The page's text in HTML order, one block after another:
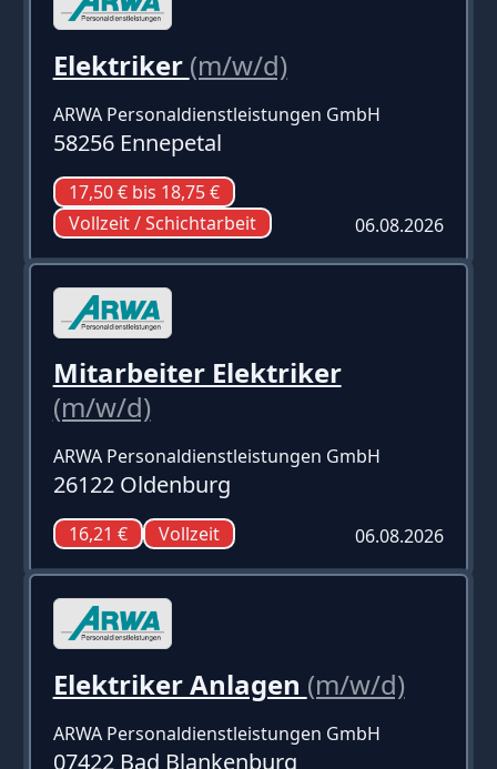
Elektriker (m/w/d)
ARWA Personaldienstleistungen GmbH
58256 Ennepetal
17,50 € bis 18,75 €
Vollzeit / Schichtarbeit
06.08.2026
Mitarbeiter Elektriker
(m/w/d)
ARWA Personaldienstleistungen GmbH
26122 Oldenburg
16,21 € Vollzeit 06.08.2026
Elektriker Anlagen (m/w/d)
ARWA Personaldienstleistungen GmbH
07422 Bad Blankenburg